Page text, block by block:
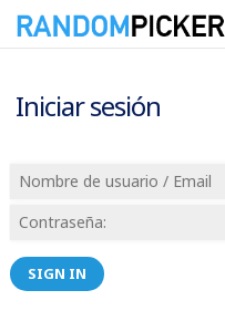
Iniciar sesión
SIGN IN